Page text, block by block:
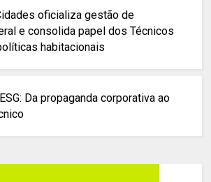
oficializa gestão de
e consolida papel dos Técnicos
habitacionais
Da propaganda corporativa ao